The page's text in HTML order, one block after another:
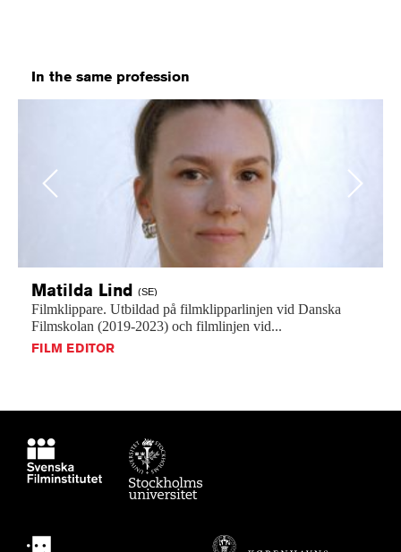
In the same profession
Previous
Matilda Lind (SE)
Filmklippare. Utbildad på filmklipparlinjen vid Danska
Filmskolan (2019-2023) och filmlinjen vid...
FILM EDITOR
Next